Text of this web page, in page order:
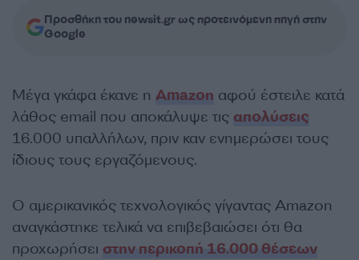
Προσθήκη του newsit.gr ως προτεινόμενη πηγή στην
Google
Μέγα γκάφα έκανε η Amazon αφού έστειλε κατά
λάθος email που αποκάλυψε τις απολύσεις
16.000 υπαλλήλων, πριν καν ενημερώσει τους
ίδιους τους εργαζόμενους.
Ο αμερικανικός τεχνολογικός γίγαντας Amazon
αναγκάστηκε τελικά να επιβεβαιώσει ότι θα
προχωρήσει στην περικοπή 16.000 θέσεων